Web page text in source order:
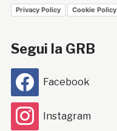
Privacy Policy Cookie Policy
Segui la GRB
Facebook
Instagram